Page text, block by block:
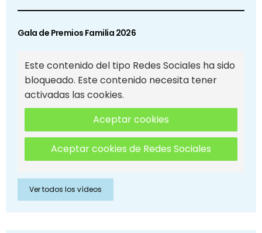
Gala de Premios Familia 2026
Este contenido del tipo Redes Sociales ha sido
bloqueado. Este contenido necesita tener
activadas las cookies.
Aceptar cookies
Aceptar cookies de Redes Sociales
Ver todos los vídeos